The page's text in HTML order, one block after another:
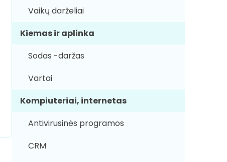
Vaikų darželiai
Kiemas ir aplinka
Sodas -daržas
Vartai
Kompiuteriai, internetas
Antivirusinės programos
CRM